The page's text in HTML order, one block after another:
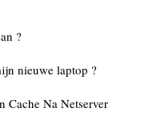
?
nieuwe laptop ?
Cache Na Netserver